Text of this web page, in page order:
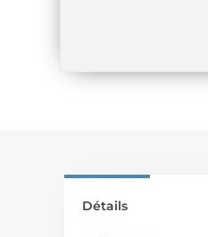
Détails